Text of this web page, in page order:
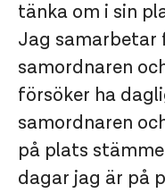
tänka om i sin
Jag samarbetar
samordnaren
försöker ha
samordnaren
på plats
dagar jag är på